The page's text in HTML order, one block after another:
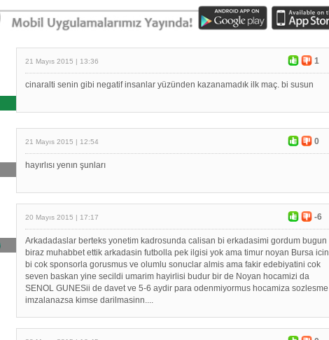
21 Mayıs 2015 | 13:36 1
cinaralti senin gibi negatif insanlar yüzünden kazanamadık ilk maç. bi susun
21 Mayıs 2015 | 12:54 0
hayırlısı yenın şunları
20 Mayıs 2015 | 17:17 -6
Arkadadaslar berteks yonetim kadrosunda calisan bi erkadasimi gordum bugun
biraz muhabbet ettik arkadasin futbolla pek ilgisi yok ama timur noyan Bursa icin
bi cok sponsorla gorusmus ve olumlu sonuclar almis ama fakir edebiyatini cok
seven baskan yine secildi umarim hayirlisi budur bir de Noyan hocamizi da
SENOL GUNESii de davet ve 5-6 aydir para odenmiyormus hocamiza sozlesme
imzalanazsa kimse darilmasinn....
Bursaspor - Altınordu
1. Lig 32. Hafta